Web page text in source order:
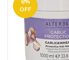
OFF